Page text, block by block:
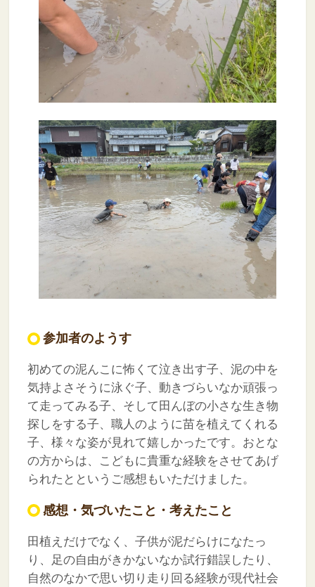
参加者のようす
初めての泥んこに怖くて泣き出す子、泥の中を
気持よさそうに泳ぐ子、動きづらいなか頑張っ
て走ってみる子、そして田んぼの小さな生き物
探しをする子、職人のように苗を植えてくれる
子、様々な姿が見れて嬉しかったです。おとな
の方からは、こどもに貴重な経験をさせてあげ
られたとというご感想もいただけました。
感想・気づいたこと・考えたこと
田植えだけでなく、子供が泥だらけになたっ
り、足の自由がきかないなか試行錯誤したり、
自然のなかで思い切り走り回る経験が現代社会